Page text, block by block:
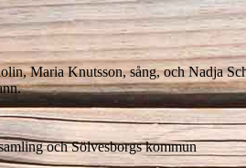
Maria Knutsson, sång, och Nadja
och Sölvesborgs kommun